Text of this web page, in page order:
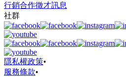
行銷合作徵才訊息
社群
隱私權政策•
服務條款•